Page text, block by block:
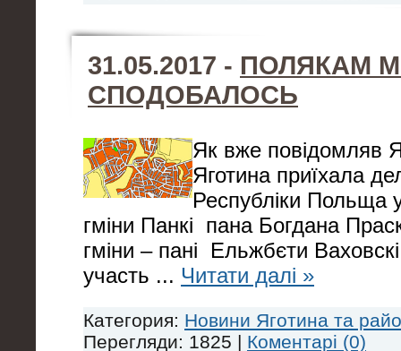
31.05.2017 - ПОЛЯКАМ
СПОДОБАЛОСЬ
Як вже повідомляв
Яготина приїхала
Республіки Польща
гміни Панкі пана Богдана
гміни – пані Ельжбєти
участь ... Читати далі »
Категория: Новини Яготина та
Перегляди: 1825 | Коментарі (0)